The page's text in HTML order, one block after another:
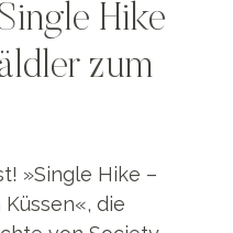
Hike
zum
»Single Hike –
die